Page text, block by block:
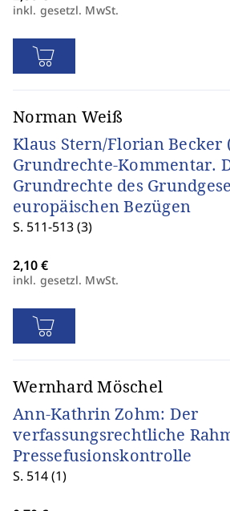
inkl. gesetzl. MwSt.
Norman Weiß
Klaus Stern/Florian Becker
Grundrechte-Kommentar.
Grundrechte des
europäischen Bezügen
S. 511-513 (3)
inkl. gesetzl. MwSt.
Wernhard Möschel
Ann-Kathrin Zohm: Der
verfassungsrechtliche
Pressefusionskontrolle
S. 514 (1)